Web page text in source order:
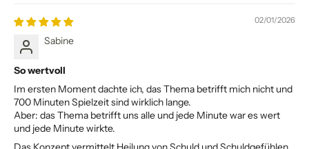
02/01/2026
Sabine
So wertvoll
Im ersten Moment dachte ich, das Thema betrifft mich nicht und
700 Minuten Spielzeit sind wirklich lange.
Aber: das Thema betrifft uns alle und jede Minute war es wert
und jede Minute wirkte.